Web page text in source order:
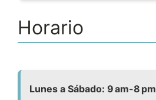
Horario
Lunes a Sábado: 9 am-8 pm